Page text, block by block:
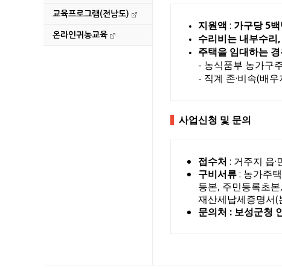
2026년 다자녀가정 가
2026년 청년농업인 스
교육프로그램(전남도)
온라인귀농교육
지원액 : 가구당 5
수리비는 내부수
주택을 임대하는
- 농식품부 농가구
- 직계 존·비속(배
사업신청 및 문의
접수처 : 거주지 읍·
구비서류: 농가주
등본, 주민등록초
재산세납세증명서
문의처 : 보성군청